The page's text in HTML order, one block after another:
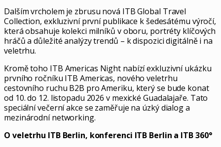
Dalším vrcholem je zbrusu nová ITB Global Travel
Collection, exkluzivní první publikace k šedesátému výročí,
která obsahuje kolekci milníků v oboru, portréty klíčových
hráčů a důležité analýzy trendů – k dispozici digitálně i na
veletrhu.
Kromě toho ITB Americas Night nabízí exkluzivní ukázku
prvního ročníku ITB Americas, nového veletrhu
cestovního ruchu B2B pro Ameriku, který se bude konat
od 10. do 12. listopadu 2026 v mexické Guadalajaře. Tato
speciální večerní akce se zaměřuje na úzký dialog a
mezinárodní networking.
O veletrhu ITB Berlin, konferenci ITB Berlin a ITB 360°